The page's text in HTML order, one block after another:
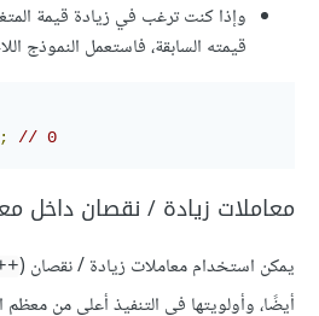
وإذا كنت ترغب في زيادة قيمة
قيمته السابقة، فاستعمل النموذج
// 0
معاملات زيادة / نقصان داخل
يمكن استخدام معاملات زيادة / نقصان (
أيضًا، وأولويتها في التنفيذ أعلى من معظم